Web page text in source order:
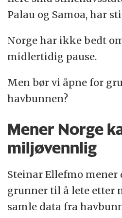
Palau og Samoa, har
Norge har ikke bedt
midlertidig pause.
Men bør vi åpne for
havbunnen?
Mener Norge
miljøvennlig
Steinar Ellefmo mener
grunner til å lete etter
samle data fra